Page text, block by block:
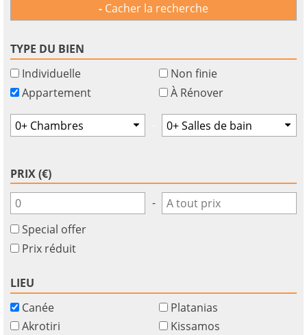
Cacher la recherche
TYPE DU BIEN
Individuelle
Appartement
Non finie
À Rénover
PRIX (€)
-
Special offer
Prix réduit
LIEU
Canée
Akrotiri
Platanias
Kissamos